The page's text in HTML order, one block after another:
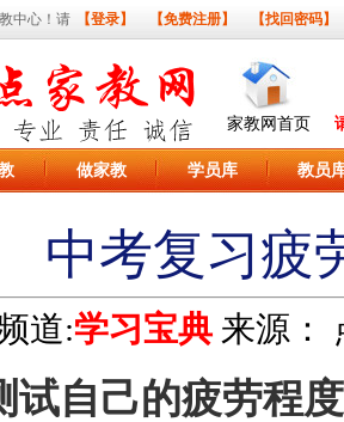
中心！请 【登录】 【免费注册】 【找回密码】
家教网首页
做家教 学员库 教员
中考复习疲
道:学习宝典来源：
试自己的疲劳程度